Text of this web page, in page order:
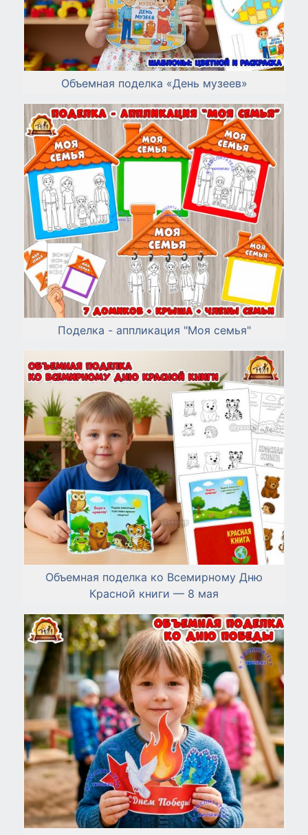
Объемная поделка «День музеев»
Поделка - аппликация "Моя семья"
Объемная поделка ко Всемирному Дню
Красной книги — 8 мая